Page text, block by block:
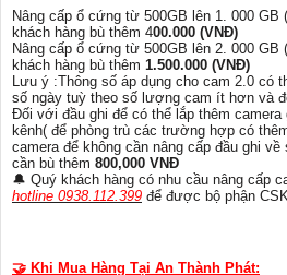
Nâng cấp ổ cứng từ 500GB lên 1. 000 GB
khách hàng bù thêm 400.000 (VNĐ)
Nâng cấp ổ cứng từ 500GB lên 2. 000 GB
khách hàng bù thêm 1.500.000 (VNĐ)
Lưu ý :Thông số áp dụng cho cam 2.0 có
số ngày tuỳ theo số lượng cam ít hơn và
Đối với đầu ghi để có thể lắp thêm
kênh( để phòng trù các trường hợp có
camera để không cần nâng cấp đầu ghi
cần bù thêm 800,000 VNĐ
🔔 Quý khách hàng có nhu cầu nâng cấp
hotline 0938.112.399 để được bộ phận
🤝 Khi Mua Hàng Tại An Thành Phát: